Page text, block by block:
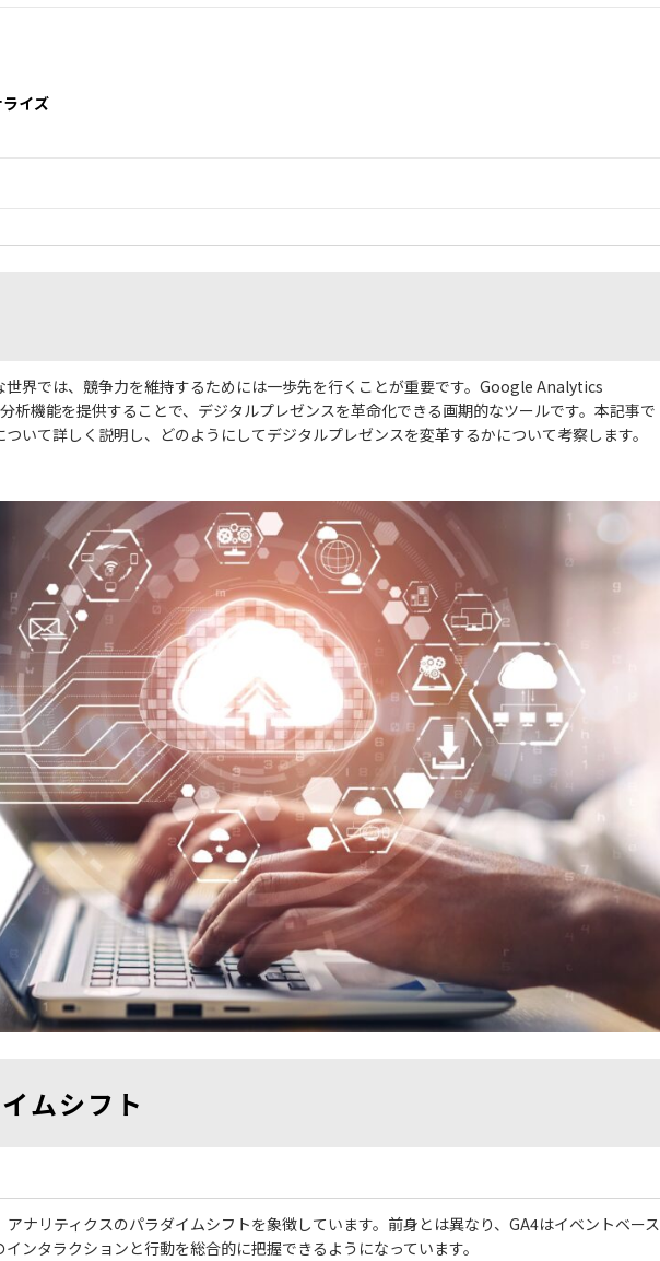
イズ
界では、競争力を維持するためには一歩先を行くことが重要です。Google Analytics
析機能を提供することで、デジタルプレゼンスを革命化できる画期的なツールです。本記事で
いて詳しく説明し、どのようにしてデジタルプレゼンスを変革するかについて考察します。
ムシフト
ナリティクスのパラダイムシフトを象徴しています。前身とは異なり、GA4はイベントベース
ンタラクションと行動を総合的に把握できるようになっています。